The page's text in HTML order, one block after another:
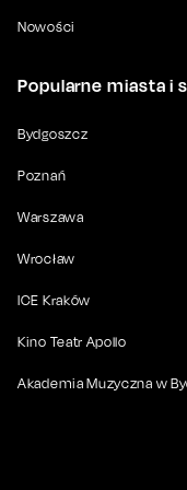
Nowości
Popularne miasta i
Bydgoszcz
Poznań
Warszawa
Wrocław
ICE Kraków
Kino Teatr Apollo
Akademia Muzyczna w